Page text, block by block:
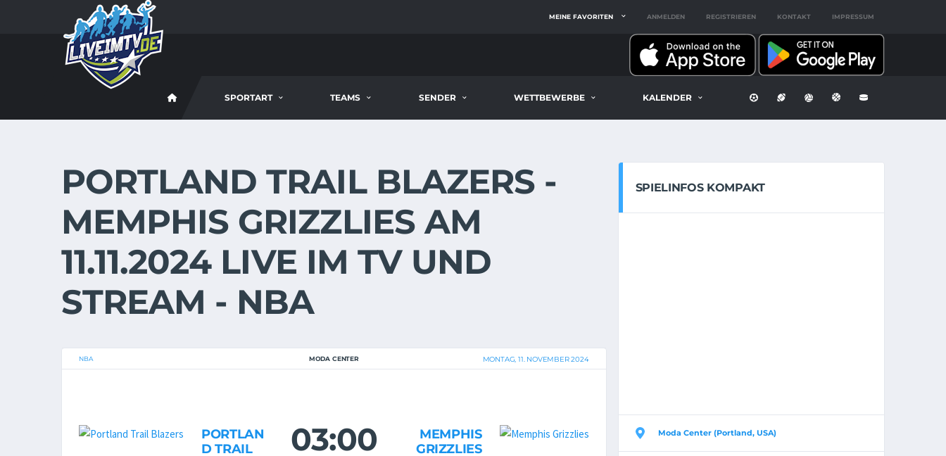
MEINE FAVORITEN ANMELDEN REGISTRIEREN KONTAKT IMPRESSUM
SPORTART TEAMS SENDER WETTBEWERBE KALENDER
PORTLAND TRAIL BLAZERS -
MEMPHIS GRIZZLIES AM
11.11.2024 LIVE IM TV UND
STREAM - NBA
NBA MODA CENTER MONTAG, 11. NOVEMBER 2024
PORTLAN
D TRAIL
03:00
MEMPHIS
GRIZZLIES
SPIELINFOS KOMPAKT
Moda Center (Portland, USA)